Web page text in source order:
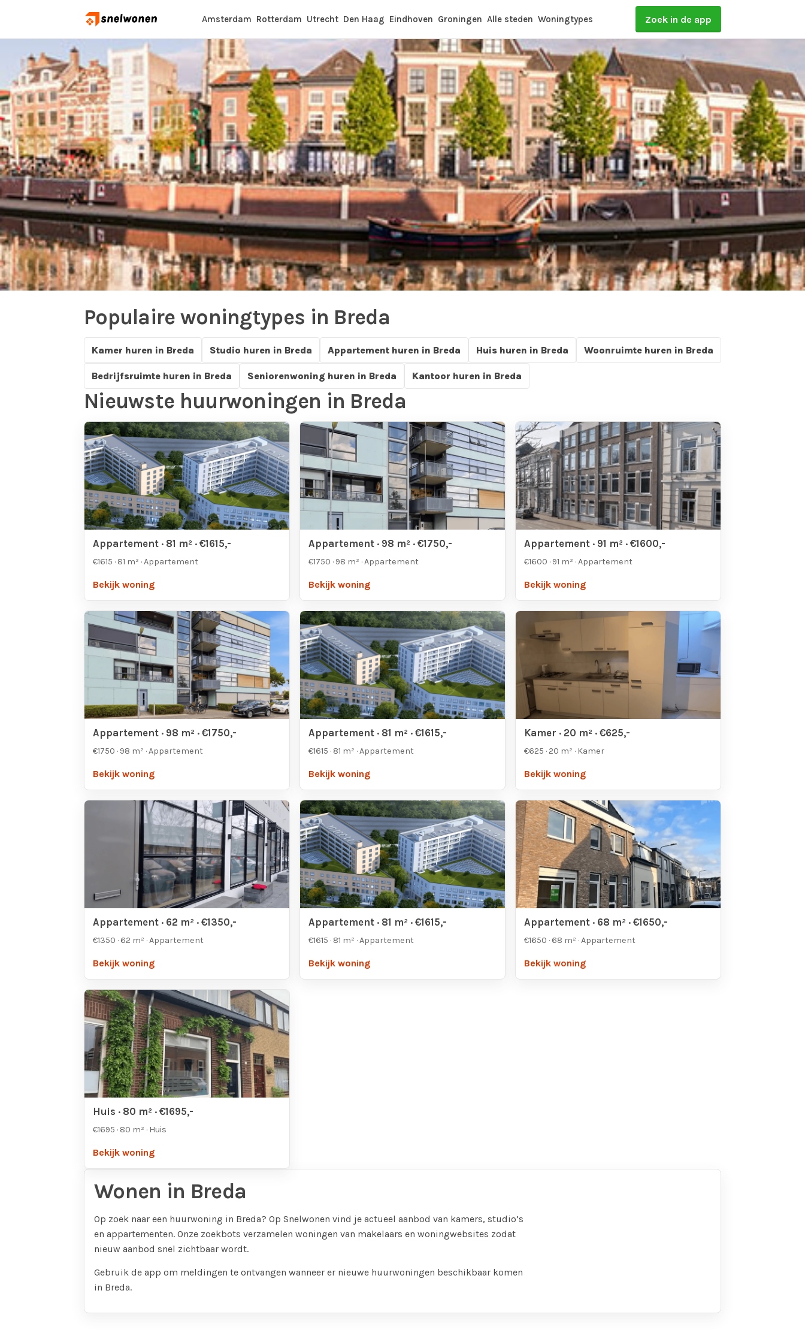
Amsterdam Rotterdam Utrecht Den Haag Eindhoven Groningen Alle steden Woningtypes Zoek in de app
Huren in Breda
Bekijk actueel aanbod van kamers, studio’s en appartementen in Breda.
Bekijk aanbod in de app Kamers Studio's Appartementen
Populaire woningtypes in Breda
Kamer huren in Breda Studio huren in Breda Appartement huren in Breda Huis huren in Breda Woonruimte huren in Breda
Bedrijfsruimte huren in Breda Seniorenwoning huren in Breda Kantoor huren in Breda
Nieuwste huurwoningen in Breda
Appartement · 81 m² · €1615,-
€1615 · 81 m² · Appartement
Bekijk woning
Appartement · 98 m² · €1750,-
€1750 · 98 m² · Appartement
Bekijk woning
Appartement · 91 m² · €1600,-
€1600 · 91 m² · Appartement
Bekijk woning
Appartement · 98 m² · €1750,-
€1750 · 98 m² · Appartement
Bekijk woning
Appartement · 81 m² · €1615,-
€1615 · 81 m² · Appartement
Bekijk woning
Kamer · 20 m² · €625,-
€625 · 20 m² · Kamer
Bekijk woning
Appartement · 62 m² · €1350,-
€1350 · 62 m² · Appartement
Bekijk woning
Appartement · 81 m² · €1615,-
€1615 · 81 m² · Appartement
Bekijk woning
Appartement · 68 m² · €1650,-
€1650 · 68 m² · Appartement
Bekijk woning
Huis · 80 m² · €1695,-
€1695 · 80 m² · Huis
Bekijk woning
Wonen in Breda
Op zoek naar een huurwoning in Breda? Op Snelwonen vind je actueel aanbod van kamers, studio’s
en appartementen. Onze zoekbots verzamelen woningen van makelaars en woningwebsites zodat
nieuw aanbod snel zichtbaar wordt.
Gebruik de app om meldingen te ontvangen wanneer er nieuwe huurwoningen beschikbaar komen
in Breda.